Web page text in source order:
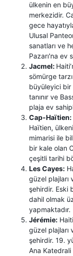
ülkenin en
merkezidir.
gece
Ulusal
sanatları ve
Pazarı'na ev
Jacmel:
sömürge
büyüleyici bir
tanınır ve
plaja ev
Cap-Haïtien:
Haïtien,
mimarisi ile
bir kale olan
çeşitli tarihi
Les Cayes:
güzel plajları
şehirdir. Eski
dahil olmak
yapmaktadır.
Jérémie:
güzel plajları
şehirdir. 19.
Ana